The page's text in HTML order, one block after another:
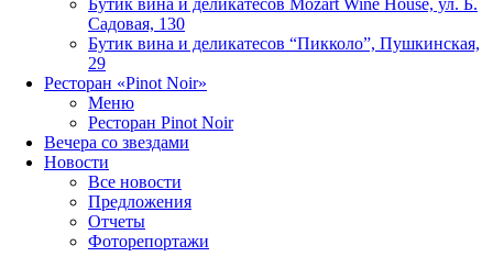
Бутик вина и деликатесов Mozart Wine House, ул. Б.
Садовая, 130
Бутик вина и деликатесов “Пикколо”, Пушкинская,
29
Ресторан «Pinot Noir»
Меню
Ресторан Pinot Noir
Вечера со звездами
Новости
Все новости
Предложения
Отчеты
Фоторепортажи